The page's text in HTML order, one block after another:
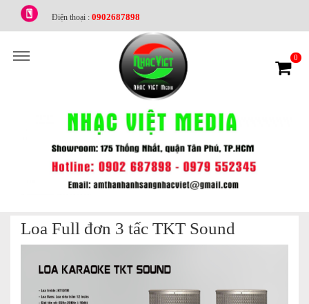
Điện thoại : 0902687898
0
Loa Full đơn 3 tấc TKT Sound